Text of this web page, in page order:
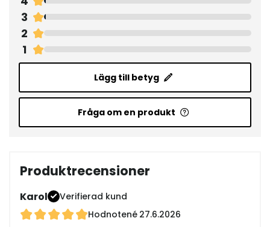
3
2
1
Lägg till betyg
Fråga om en produkt
Produktrecensioner
Karol
Verifierad kund
Hodnotené 27.6.2026